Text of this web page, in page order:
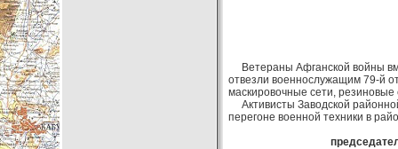
Ветераны Афганской войны
отвезли военнослужащим 79-й
маскировочные сети,
Активисты Заводской
перегоне военной техники в